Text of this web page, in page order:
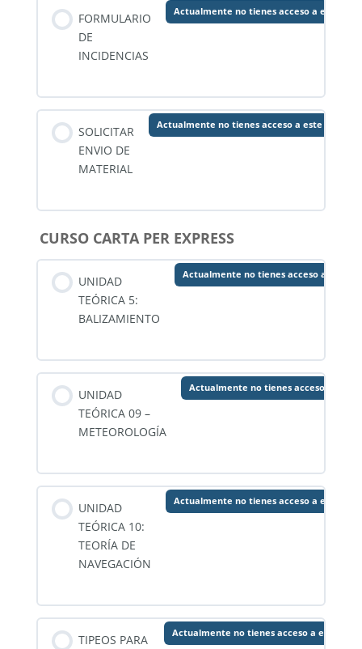
FORMULARIO
DE
INCIDENCIAS
Actualmente no tienes acceso a este
SOLICITAR
ENVIO DE
MATERIAL
Actualmente no tienes acceso a este
CURSO CARTA PER EXPRESS
UNIDAD
TEÓRICA 5:
BALIZAMIENTO
Actualmente no tienes acceso a este
UNIDAD
TEÓRICA 09 –
METEOROLOGÍA
Actualmente no tienes acceso a este
UNIDAD
TEÓRICA 10:
TEORÍA DE
NAVEGACIÓN
Actualmente no tienes acceso a este
TIPEOS PARA
Actualmente no tienes acceso a este